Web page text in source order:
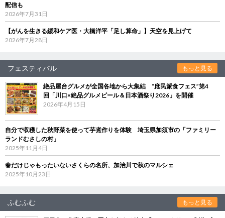
配信も
2026年7月31日
【がんを生きる緩和ケア医・大橋洋平「足し算命」】天空を見上げて
2026年7月28日
フェスティバル もっと見る
絶品屋台グルメが全国各地から大集結 “庶民派食フェス”第4
回「川口×絶品グルメビール＆日本酒祭り2026」を開催
2026年4月15日
自分で収穫した秋野菜を使って芋煮作りを体験 埼玉県加須市の「ファミリー
ランドむさしの村」
2025年11月4日
春だけじゃもったいないさくらの名所、加治川で秋のマルシェ
2025年10月23日
ふむふむ もっと見る